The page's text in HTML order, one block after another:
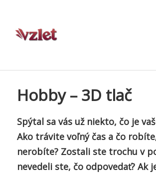
Hobby – 3D tlač
Spýtal sa vás už niekto, čo je
Ako trávite voľný čas a čo
nerobíte? Zostali ste trochu v
nevedeli ste, čo odpovedať? Ak